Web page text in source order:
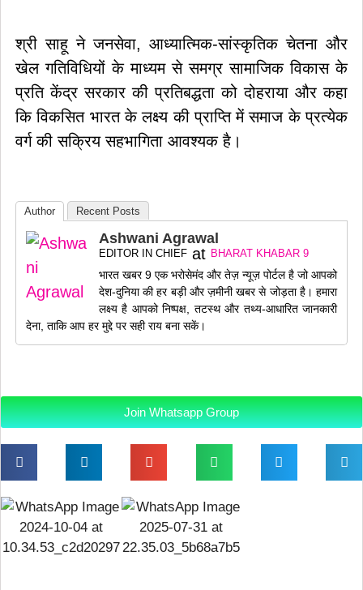
श्री साहू ने जनसेवा, आध्यात्मिक-सांस्कृतिक चेतना और
खेल गतिविधियों के माध्यम से समग्र सामाजिक विकास के
प्रति केंद्र सरकार की प्रतिबद्धता को दोहराया और कहा
कि विकसित भारत के लक्ष्य की प्राप्ति में समाज के प्रत्येक
वर्ग की सक्रिय सहभागिता आवश्यक है।
Author Recent Posts
Ashwani Agrawal
EDITOR IN CHIEF at BHARAT KHABAR 9
भारत खबर 9 एक भरोसेमंद और तेज़ न्यूज़ पोर्टल है जो आपको
देश-दुनिया की हर बड़ी और ज़मीनी खबर से जोड़ता है। हमारा
लक्ष्य है आपको निष्पक्ष, तटस्थ और तथ्य-आधारित जानकारी
देना, ताकि आप हर मुद्दे पर सही राय बना सकें।
Join Whatsapp Group